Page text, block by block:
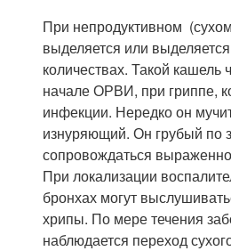
При непродуктивном
выделяется или
количествах. Такой кашель
начале ОРВИ, при гриппе,
инфекции. Нередко он
изнуряющий. Он грубый по
сопровождаться
При локализации
бронхах могут
хрипы. По мере течения
наблюдается переход